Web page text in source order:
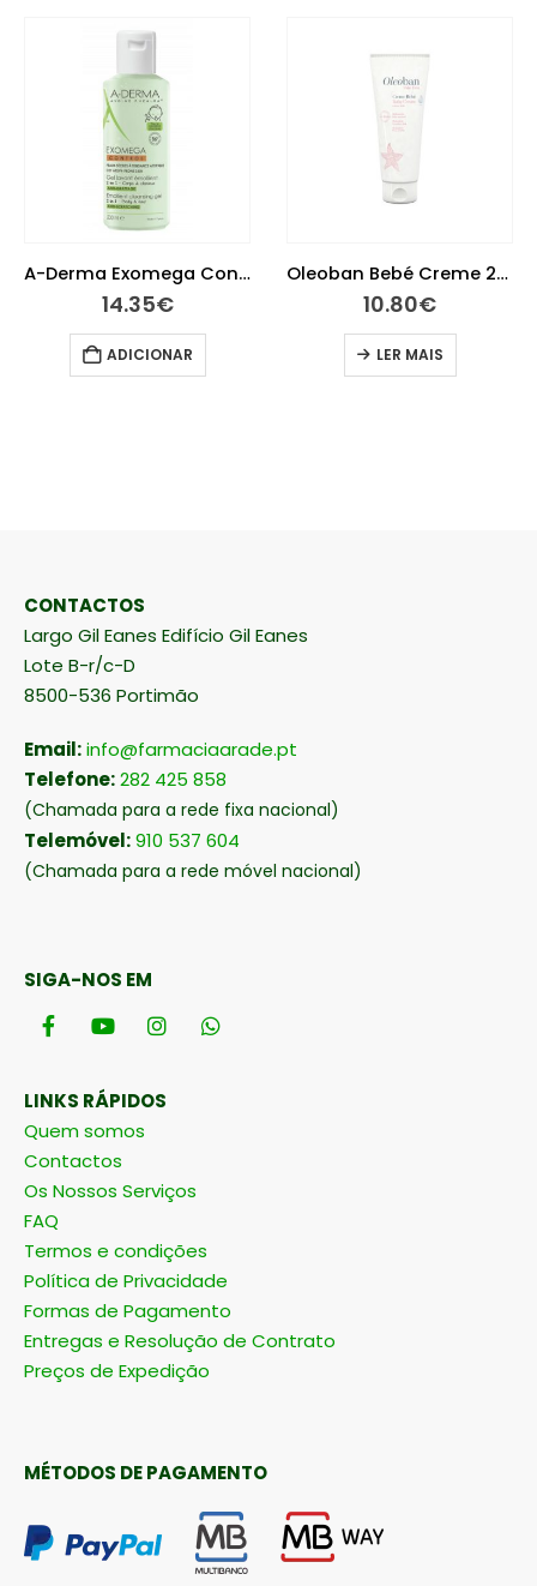
A-Derma Exomega Control Gel Corpo e Cabelo 200ml
14.35€
ADICIONAR
Oleoban Bebé Creme 200 g
10.80€
LER MAIS
CONTACTOS
Largo Gil Eanes Edifício Gil Eanes
Lote B-r/c-D
8500-536 Portimão
Email:info@farmaciaarade.pt
Telefone:282 425 858
(Chamada para a rede fixa nacional)
Telemóvel:910 537 604
(Chamada para a rede móvel nacional)
SIGA-NOS EM
LINKS RÁPIDOS
Quem somos
Contactos
Os Nossos Serviços
FAQ
Termos e condições
Política de Privacidade
Formas de Pagamento
Entregas e Resolução de Contrato
Preços de Expedição
MÉTODOS DE PAGAMENTO